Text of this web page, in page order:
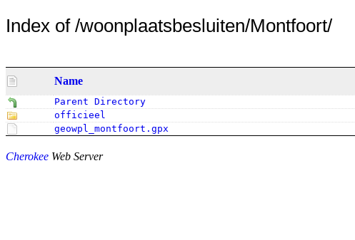
Index of /woonplaatsbesluiten/Montfoort/
Name
Parent Directory
officieel
geowpl_montfoort.gpx
Cherokee Web Server